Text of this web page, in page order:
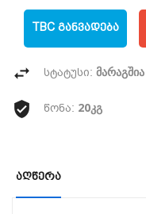
TBC ᲒᲐᲜᲕᲐᲓᲔᲑᲐ
სტატუსი: მარაგშია
წონა: 20კგ
Აღწერა